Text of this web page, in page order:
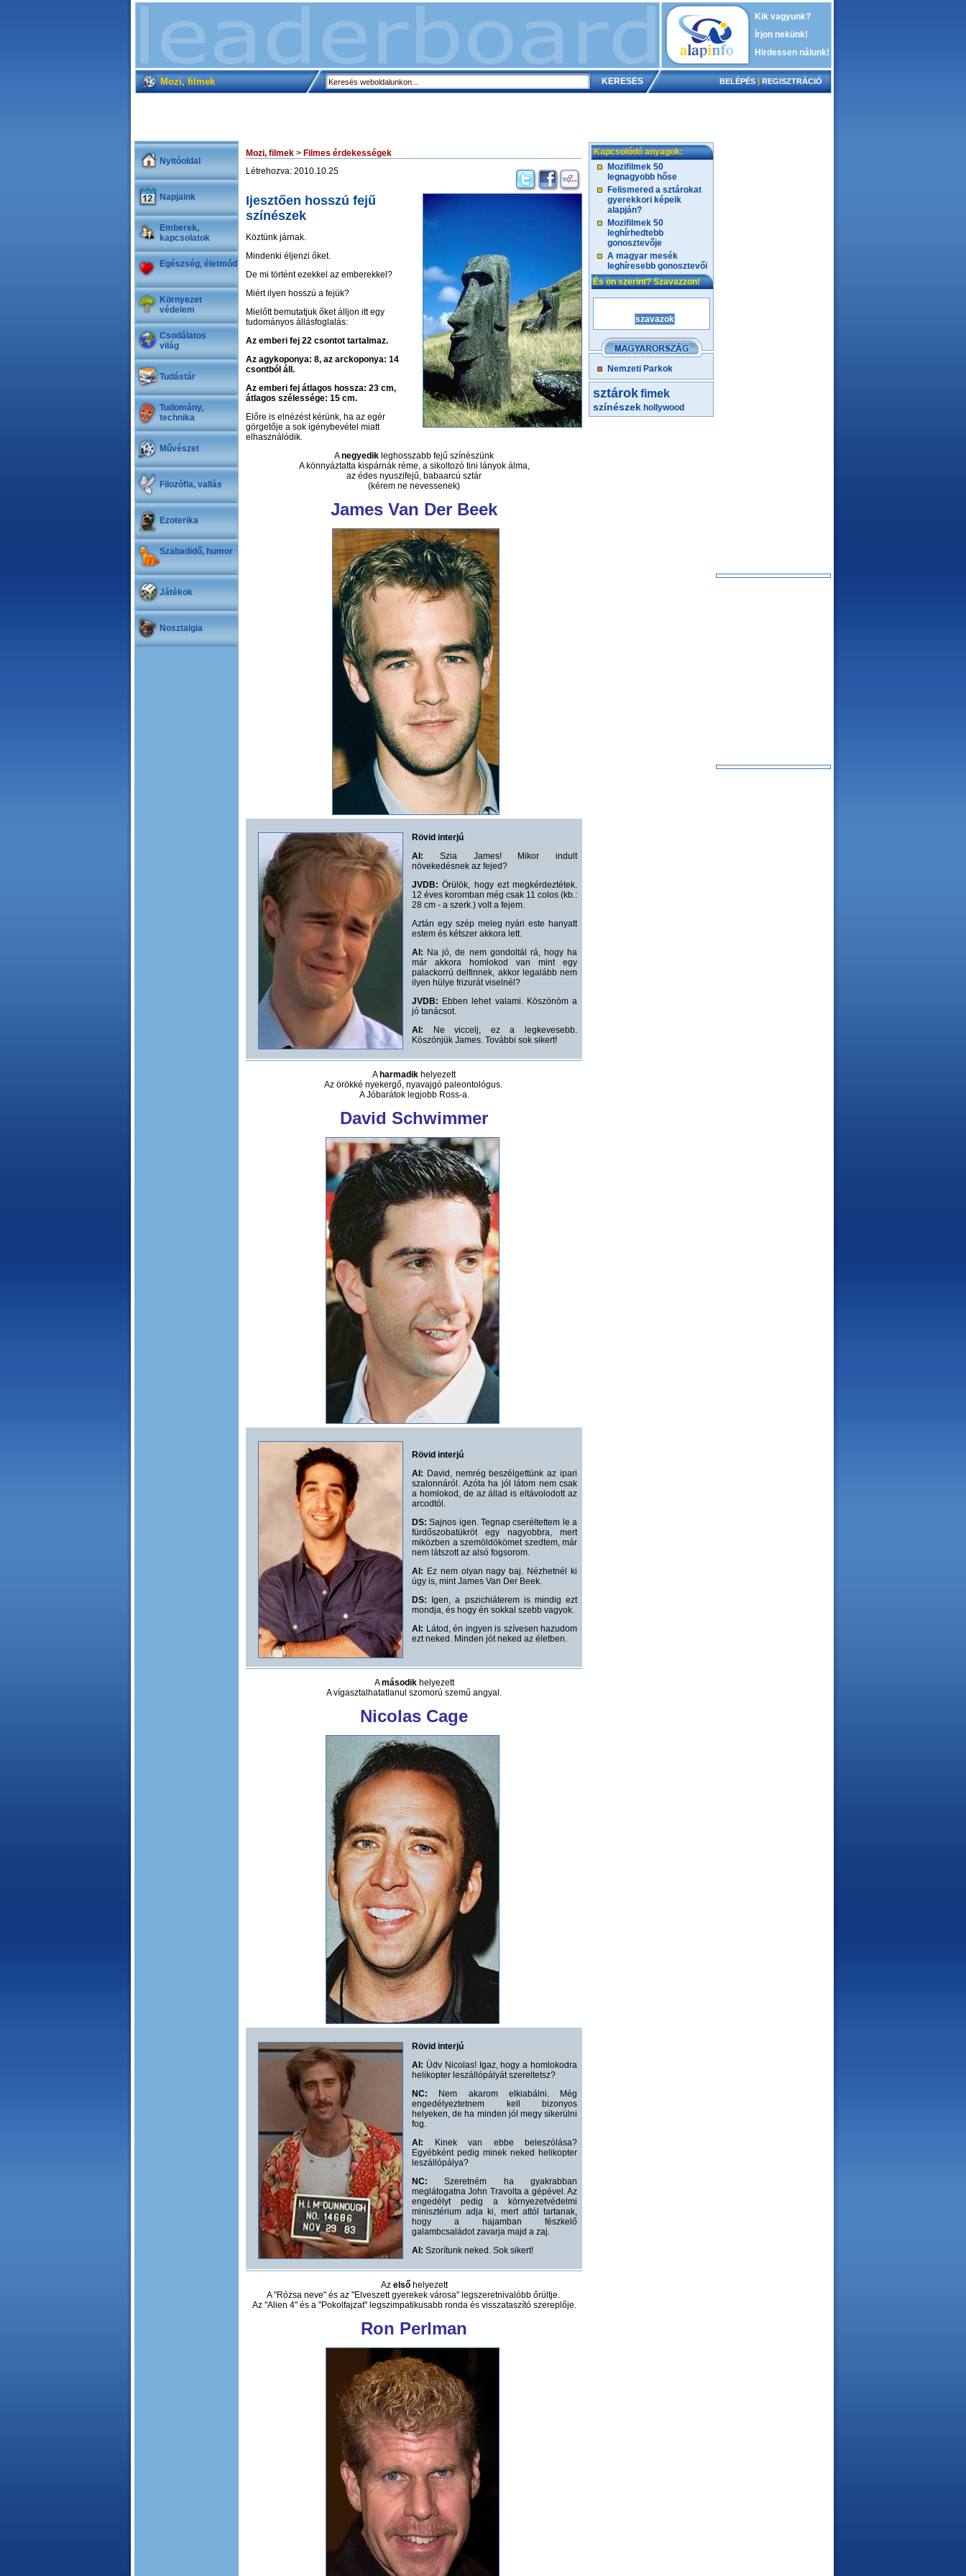
Kik vagyunk?
Írjon nekünk!
Hirdessen nálunk!
Mozi, filmek BELÉPÉS | REGISZTRÁCIÓ
Nyitóoldal
Napjaink
Emberek,
kapcsolatok
Egészség, életmód
Környezet
védelem
Csodálatos
világ
Tudástár
Tudomány,
technika
Művészet
Filozófia, vallás
Ezoterika
Szabadidő, humor
Játékok
Nosztalgia
Mozi, filmek > Filmes érdekességek
Létrehozva: 2010.10.25
Ijesztően hosszú fejű
színészek
Köztünk járnak.
Mindenki éljenzi őket.
De mi történt ezekkel az emberekkel?
Miért ilyen hosszú a fejük?
Mielőtt bemutatjuk őket álljon itt egy
tudományos állásfoglalás:
Az emberi fej 22 csontot tartalmaz.
Az agykoponya: 8, az arckoponya: 14
csontból áll.
Az emberi fej átlagos hossza: 23 cm,
átlagos szélessége: 15 cm.
Előre is elnézést kérünk, ha az egér
görgetője a sok igénybevétel miatt
elhasználódik.
Anegyedik leghosszabb fejű színészünk
A könnyáztatta kispárnák réme, a sikoltozó tini lányok álma,
az édes nyuszifejű, babaarcú sztár
(kérem ne nevessenek)
James Van Der Beek
Rövid interjú
AI: Szia James! Mikor indult
növekedésnek az fejed?
JVDB: Örülök, hogy ezt megkérdeztétek.
12 éves koromban még csak 11 colos (kb.:
28 cm - a szerk.) volt a fejem.
Aztán egy szép meleg nyári este hanyatt
estem és kétszer akkora lett.
AI: Na jó, de nem gondoltál rá, hogy ha
már akkora homlokod van mint egy
palackorrú delfinnek, akkor legalább nem
ilyen hülye frizurát viselnél?
JVDB: Ebben lehet valami. Köszönöm a
jó tanácsot.
AI: Ne viccelj, ez a legkevesebb.
Köszönjük James. További sok sikert!
A harmadik helyezett
Az örökké nyekergő, nyavajgó paleontológus.
A Jóbarátok legjobb Ross-a.
David Schwimmer
Rövid interjú
AI: David, nemrég beszélgettünk az ipari
szalonnáról. Azóta ha jól látom nem csak
a homlokod, de az állad is eltávolodott az
arcodtól.
DS: Sajnos igen. Tegnap cseréltettem le a
fürdőszobatükröt egy nagyobbra, mert
miközben a szemöldökömet szedtem, már
nem látszott az alsó fogsorom.
AI: Ez nem olyan nagy baj. Nézhetnél ki
úgy is, mint James Van Der Beek.
DS: Igen, a pszichiáterem is mindig ezt
mondja, és hogy én sokkal szebb vagyok.
AI: Látod, én ingyen is szívesen hazudom
ezt neked. Minden jót neked az életben.
Amásodikhelyezett
A vígasztalhatatlanul szomorú szemű angyal.
Nicolas Cage
Rövid interjú
AI: Üdv Nicolas! Igaz, hogy a homlokodra
helikopter leszállópályát szereltetsz?
NC: Nem akarom elkiabálni. Még
engedélyeztetnem kell bizonyos
helyeken, de ha minden jól megy sikerülni
fog.
AI: Kinek van ebbe beleszólása?
Egyébként pedig minek neked helikopter
leszállópálya?
NC: Szeretném ha gyakrabban
meglátogatna John Travolta a gépével. Az
engedélyt pedig a környezetvédelmi
minisztérium adja ki, mert attól tartanak,
hogy a hajamban fészkelő
galambcsaládot zavarja majd a zaj.
AI: Szorítunk neked. Sok sikert!
Az elsőhelyezett
A "Rózsa neve" és az "Elveszett gyerekek városa" legszeretnivalóbb őrültje.
Az "Alien 4" és a "Pokolfajzat" legszimpatikusabb ronda és visszataszító szereplője.
Ron Perlman
Kapcsolódó anyagok:
Mozifilmek 50
legnagyobb hőse
Felismered a sztárokat
gyerekkori képeik
alapján?
Mozifilmek 50
leghírhedtebb
gonosztevője
A magyar mesék
leghíresebb gonosztevői
És ön szerint? Szavazzon!
Nemzeti Parkok
sztárokfimek
színészek hollywood